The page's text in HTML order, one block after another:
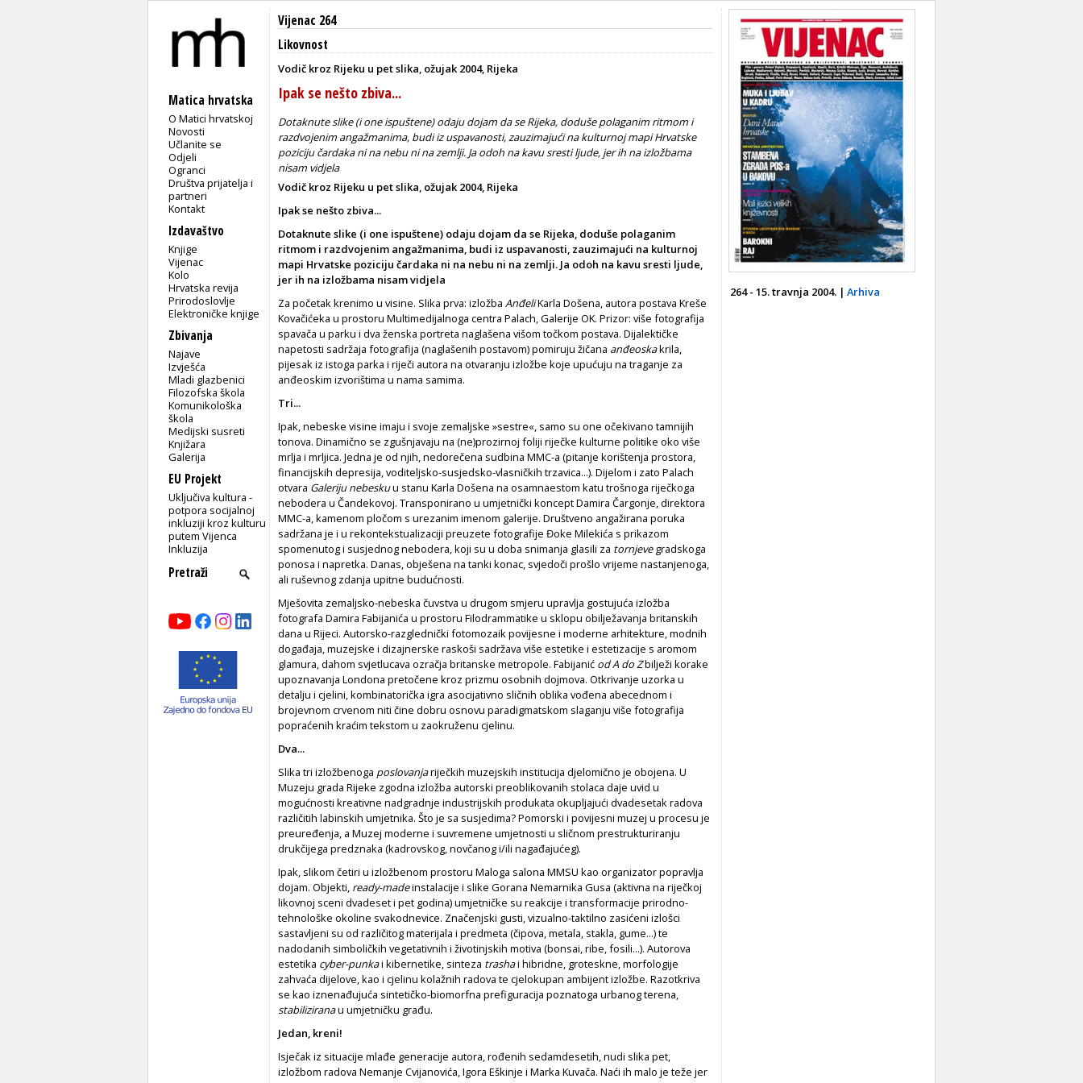
Matica hrvatska
O Matici hrvatskoj
Novosti
Učlanite se
Odjeli
Ogranci
Društva prijatelja i
partneri
Kontakt
Izdavaštvo
Knjige
Vijenac
Kolo
Hrvatska revija
Prirodoslovlje
Elektroničke knjige
Zbivanja
Najave
Izvješća
Mladi glazbenici
Filozofska škola
Komunikološka
škola
Medijski susreti
Knjižara
Galerija
EU Projekt
Uključiva kultura -
potpora socijalnoj
inkluziji kroz kulturu
putem Vijenca
Inkluzija
Vijenac 264
Likovnost
Vodič kroz Rijeku u pet slika, ožujak 2004, Rijeka
Ipak se nešto zbiva...
Dotaknute slike (i one ispuštene) odaju dojam da se Rijeka, doduše polaganim ritmom i
razdvojenim angažmanima, budi iz uspavanosti, zauzimajući na kulturnoj mapi Hrvatske
poziciju čardaka ni na nebu ni na zemlji. Ja odoh na kavu sresti ljude, jer ih na izložbama
nisam vidjela
Vodič kroz Rijeku u pet slika, ožujak 2004, Rijeka
Ipak se nešto zbiva...
Dotaknute slike (i one ispuštene) odaju dojam da se Rijeka, doduše polaganim
ritmom i razdvojenim angažmanima, budi iz uspavanosti, zauzimajući na kulturnoj
mapi Hrvatske poziciju čardaka ni na nebu ni na zemlji. Ja odoh na kavu sresti ljude,
jer ih na izložbama nisam vidjela
Za početak krenimo u visine. Slika prva: izložba AnđeliKarla Došena, autora postava Kreše
Kovačićeka u prostoru Multimedijalnoga centra Palach, Galerije OK. Prizor: više fotografija
spavača u parku i dva ženska portreta naglašena višom točkom postava. Dijalektičke
napetosti sadržaja fotografija (naglašenih postavom) pomiruju žičana anđeoskakrila,
pijesak iz istoga parka i riječi autora na otvaranju izložbe koje upućuju na traganje za
anđeoskim izvorištima u nama samima.
Tri...
Ipak, nebeske visine imaju i svoje zemaljske »sestre«, samo su one očekivano tamnijih
tonova. Dinamično se zgušnjavaju na (ne)prozirnoj foliji riječke kulturne politike oko više
mrlja i mrljica. Jedna je od njih, nedorečena sudbina MMC-a (pitanje korištenja prostora,
financijskih depresija, voditeljsko-susjedsko-vlasničkih trzavica...). Dijelom i zato Palach
otvara Galeriju nebeskuu stanu Karla Došena na osamnaestom katu trošnoga riječkoga
nebodera u Čandekovoj. Transponirano u umjetnički koncept Damira Čargonje, direktora
MMC-a, kamenom pločom s urezanim imenom galerije. Društveno angažirana poruka
sadržana je i u rekontekstualizaciji preuzete fotografije Đoke Milekića s prikazom
spomenutog i susjednog nebodera, koji su u doba snimanja glasili za tornjevegradskoga
ponosa i napretka. Danas, obješena na tanki konac, svjedoči prošlo vrijeme nastanjenoga,
ali ruševnog zdanja upitne budućnosti.
Mješovita zemaljsko-nebeska čuvstva u drugom smjeru upravlja gostujuća izložba
fotografa Damira Fabijanića u prostoru Filodrammatike u sklopu obilježavanja britanskih
dana u Rijeci. Autorsko-razglednički fotomozaik povijesne i moderne arhitekture, modnih
događaja, muzejske i dizajnerske raskoši sadržava više estetike i estetizacije s aromom
glamura, dahom svjetlucava ozračja britanske metropole. Fabijanić od A do Zbilježi korake
upoznavanja Londona pretočene kroz prizmu osobnih dojmova. Otkrivanje uzorka u
detalju i cjelini, kombinatorička igra asocijativno sličnih oblika vođena abecednom i
brojevnom crvenom niti čine dobru osnovu paradigmatskom slaganju više fotografija
popraćenih kraćim tekstom u zaokruženu cjelinu.
Dva...
Slika tri izložbenoga poslovanjariječkih muzejskih institucija djelomično je obojena. U
Muzeju grada Rijeke zgodna izložba autorski preoblikovanih stolaca daje uvid u
mogućnosti kreativne nadgradnje industrijskih produkata okupljajući dvadesetak radova
različitih labinskih umjetnika. Što je sa susjedima? Pomorski i povijesni muzej u procesu je
preuređenja, a Muzej moderne i suvremene umjetnosti u sličnom prestrukturiranju
drukčijega predznaka (kadrovskog, novčanog i/ili nagađajućeg).
Ipak, slikom četiri u izložbenom prostoru Maloga salona MMSU kao organizator popravlja
dojam. Objekti, ready-madeinstalacije i slike Gorana Nemarnika Gusa (aktivna na riječkoj
likovnoj sceni dvadeset i pet godina) umjetničke su reakcije i transformacije prirodno-
tehnološke okoline svakodnevice. Značenjski gusti, vizualno-taktilno zasićeni izlošci
sastavljeni su od različitog materijala i predmeta (čipova, metala, stakla, gume...) te
nadodanih simboličkih vegetativnih i životinjskih motiva (bonsai, ribe, fosili...). Autorova
estetika cyber-punkai kibernetike, sinteza trashai hibridne, groteskne, morfologije
zahvaća dijelove, kao i cjelinu kolažnih radova te cjelokupan ambijent izložbe. Razotkriva
se kao iznenađujuća sintetičko-biomorfna prefiguracija poznatoga urbanog terena,
stabiliziranau umjetničku građu.
Jedan, kreni!
Isječak iz situacije mlađe generacije autora, rođenih sedamdesetih, nudi slika pet,
izložbom radova Nemanje Cvijanovića, Igora Eškinje i Marka Kuvača. Naći ih malo je teže jer
264 - 15. travnja 2004. | Arhiva